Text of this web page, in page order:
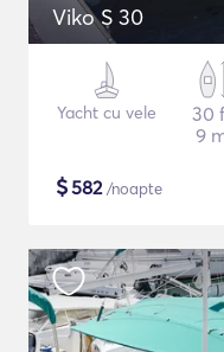
Viko S 30
Yacht cu vele
30
9
$582/noapte